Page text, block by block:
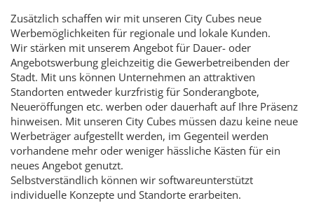
Zusätzlich schaffen wir mit unseren City Cubes neue
Werbemöglichkeiten für regionale und lokale Kunden.
Wir stärken mit unserem Angebot für Dauer- oder
Angebotswerbung gleichzeitig die Gewerbetreibenden der
Stadt. Mit uns können Unternehmen an attraktiven
Standorten entweder kurzfristig für Sonderangbote,
Neueröffungen etc. werben oder dauerhaft auf Ihre Präsenz
hinweisen. Mit unseren City Cubes müssen dazu keine neue
Werbeträger aufgestellt werden, im Gegenteil werden
vorhandene mehr oder weniger hässliche Kästen für ein
neues Angebot genutzt.
Selbstverständlich können wir softwareunterstützt
individuelle Konzepte und Standorte erarbeiten.